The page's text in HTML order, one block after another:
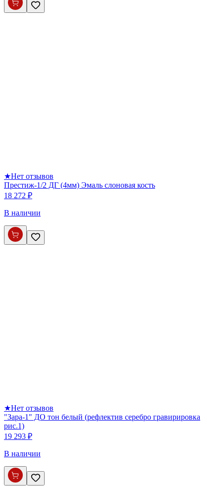
★Нет отзывов
Престиж-1/2 ДГ (4мм) Эмаль слоновая кость
18 272 ₽
В наличии
★Нет отзывов
"Зара-1" ДО тон белый (рефлектив серебро гравирировка
рис.1)
19 293 ₽
В наличии